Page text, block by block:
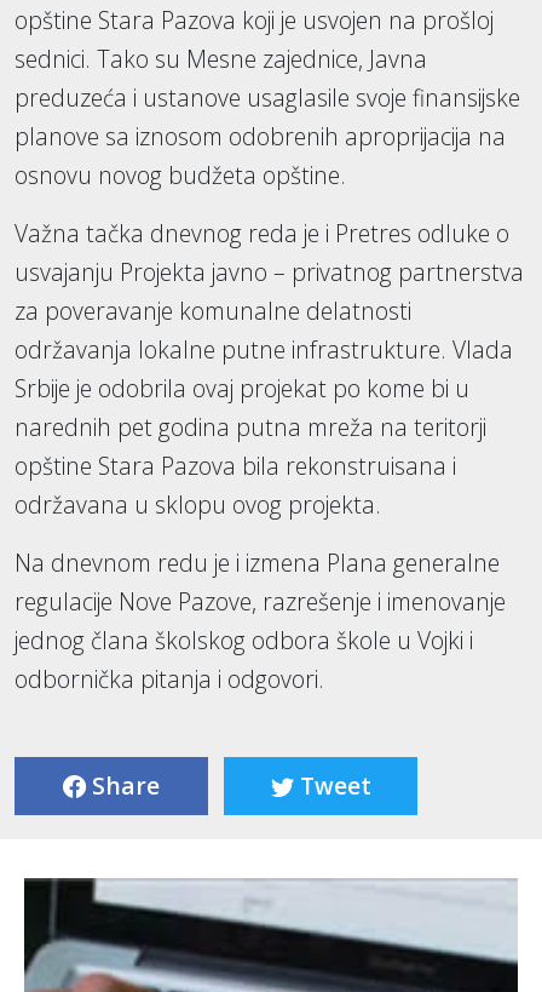
opštine Stara Pazova koji je usvojen na prošloj
sednici. Tako su Mesne zajednice, Javna
preduzeća i ustanove usaglasile svoje finansijske
planove sa iznosom odobrenih aproprijacija na
osnovu novog budžeta opštine.
Važna tačka dnevnog reda je i Pretres odluke o
usvajanju Projekta javno – privatnog partnerstva
za poveravanje komunalne delatnosti
održavanja lokalne putne infrastrukture. Vlada
Srbije je odobrila ovaj projekat po kome bi u
narednih pet godina putna mreža na teritorji
opštine Stara Pazova bila rekonstruisana i
održavana u sklopu ovog projekta.
Na dnevnom redu je i izmena Plana generalne
regulacije Nove Pazove, razrešenje i imenovanje
jednog člana školskog odbora škole u Vojki i
odbornička pitanja i odgovori.
Share Tweet